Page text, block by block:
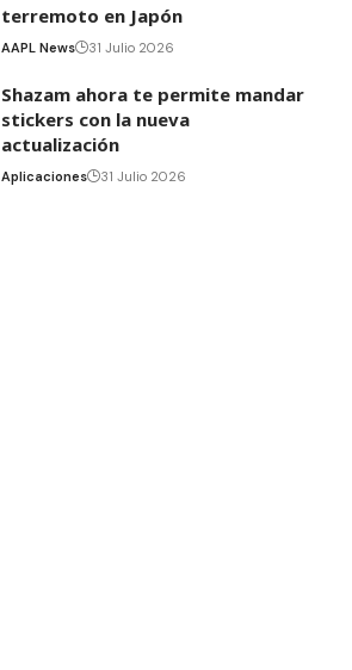
terremoto en Japón
AAPL News 31 Julio 2026
Shazam ahora te permite mandar
stickers con la nueva
actualización
Aplicaciones 31 Julio 2026